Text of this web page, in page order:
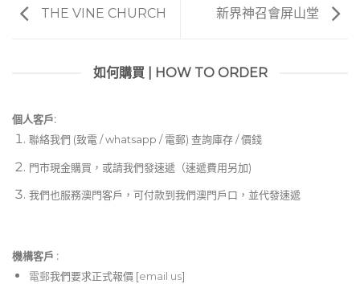
THE VINE CHURCH 新界神召會屏山堂
如何購買 | HOW TO ORDER
個人客戶:
聯絡我們 (致電 / whatsapp / 電郵) 查詢庫存 / 價錢
門市現金購買，或請我們發速遞（速遞費用另加)
我們也服務澳門客戶，可付款到我們澳門戶口，並代發速遞
機構客戶 :​
電郵我們要求正式報價 [email us]